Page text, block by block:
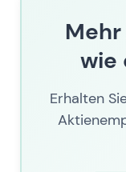
wie
Erhalten